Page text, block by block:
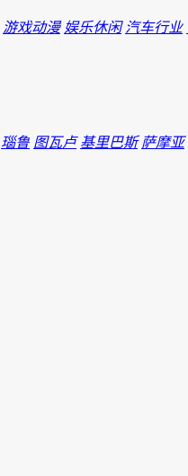
游戏动漫 娱乐休闲 汽车行业
瑙鲁 图瓦卢 基里巴斯 萨摩亚